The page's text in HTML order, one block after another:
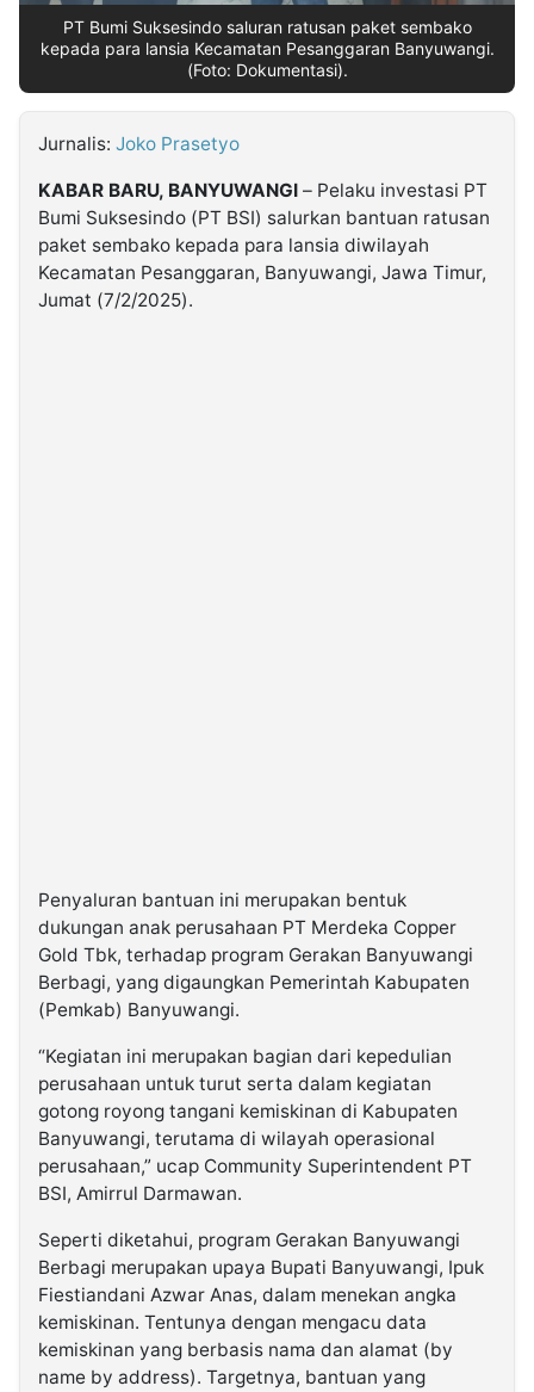
Kabarbaru.co
2026
PT Bumi Suksesindo saluran ratusan paket sembako
kepada para lansia Kecamatan Pesanggaran Banyuwangi.
(Foto: Dokumentasi).
Jurnalis: Joko Prasetyo
KABAR BARU, BANYUWANGI – Pelaku investasi PT
Bumi Suksesindo (PT BSI) salurkan bantuan ratusan
paket sembako kepada para lansia diwilayah
Kecamatan Pesanggaran, Banyuwangi, Jawa Timur,
Jumat (7/2/2025).
Penyaluran bantuan ini merupakan bentuk
dukungan anak perusahaan PT Merdeka Copper
Gold Tbk, terhadap program Gerakan Banyuwangi
Berbagi, yang digaungkan Pemerintah Kabupaten
(Pemkab) Banyuwangi.
“Kegiatan ini merupakan bagian dari kepedulian
perusahaan untuk turut serta dalam kegiatan
gotong royong tangani kemiskinan di Kabupaten
Banyuwangi, terutama di wilayah operasional
perusahaan,” ucap Community Superintendent PT
BSI, Amirrul Darmawan.
Seperti diketahui, program Gerakan Banyuwangi
Berbagi merupakan upaya Bupati Banyuwangi, Ipuk
Fiestiandani Azwar Anas, dalam menekan angka
kemiskinan. Tentunya dengan mengacu data
kemiskinan yang berbasis nama dan alamat (by
name by address). Targetnya, bantuan yang